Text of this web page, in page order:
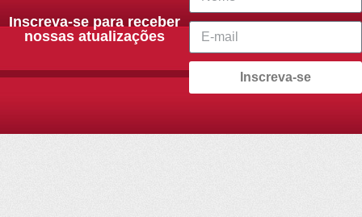
Inscreva-se para receber
nossas atualizações
Inscreva-se